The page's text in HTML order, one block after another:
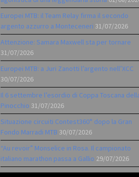
Europei MTB: il Team Relay firma il secondo
argento azzurro a Monteceneri 31/07/2026
Attenzione: Samara Maxwell sta per tornare
31/07/2026
Europei MTB: a Juri Zanotti l’argento nell’XCC
30/07/2026
Il 6 settembre l’esordio di Coppa Toscana
Pinocchio 31/07/2026
Situazione circuiti Contest360° dopo la Gran
Fondo Marradi MTB 30/07/2026
“Au revoir” Monselice in Rosa. Il campionato
italiano marathon passa a Gallio 29/07/2026